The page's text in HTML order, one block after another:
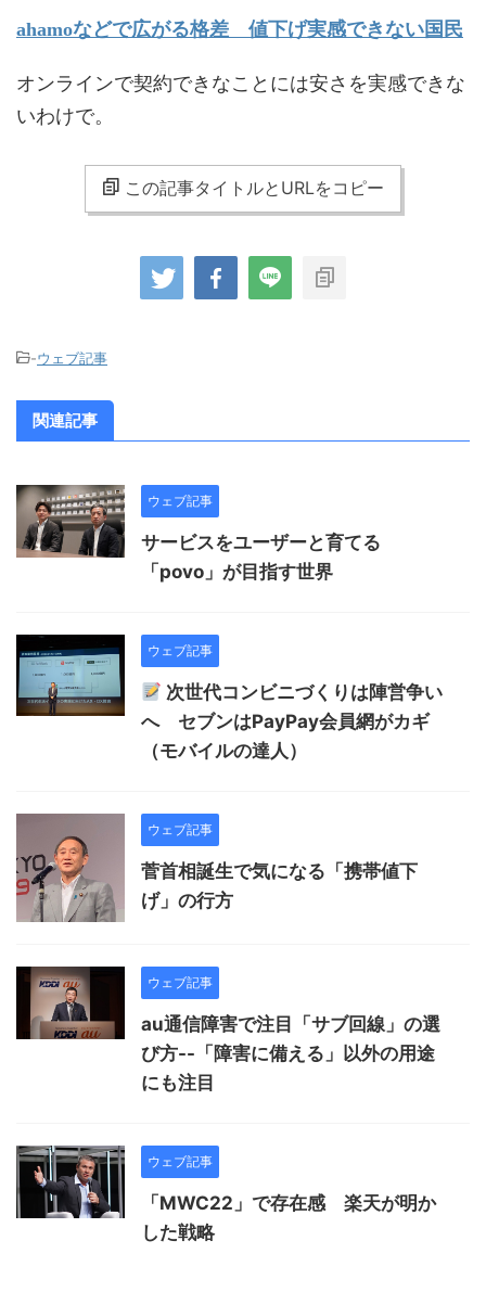
ahamoなどで広がる格差 値下げ実感できない国民
オンラインで契約できなことには安さを実感できな
いわけで。
この記事タイトルとURLをコピー
-ウェブ記事
関連記事
ウェブ記事
サービスをユーザーと育てる
「povo」が目指す世界
ウェブ記事
次世代コンビニづくりは陣営争い
へ セブンはPayPay会員網がカギ
（モバイルの達人）
ウェブ記事
菅首相誕生で気になる「携帯値下
げ」の行方
ウェブ記事
au通信障害で注目「サブ回線」の選
び方--「障害に備える」以外の用途
にも注目
ウェブ記事
「MWC22」で存在感 楽天が明か
した戦略